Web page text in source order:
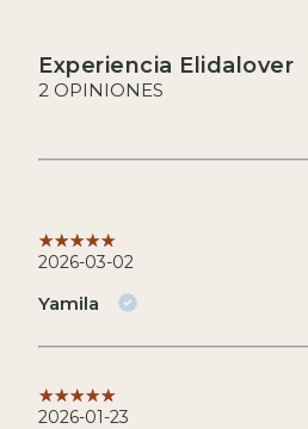
Experiencia Elidalover
2 OPINIONES
2026-03-02
Yamila
2026-01-23